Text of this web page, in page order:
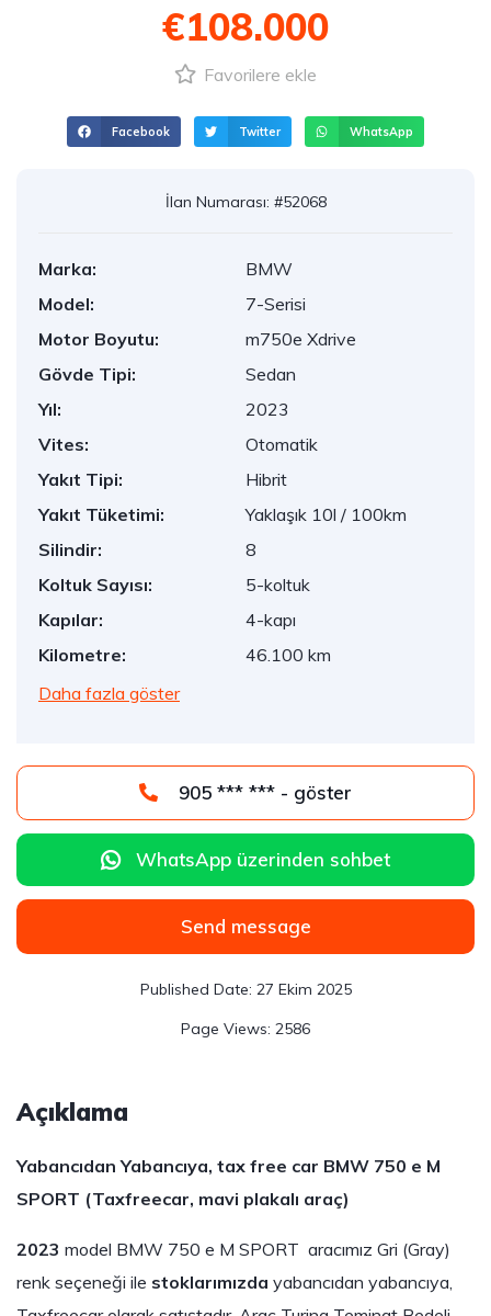
€108.000
Favorilere ekle
Facebook Twitter WhatsApp
İlan Numarası: #52068
Marka:
BMW
Model:
7-Serisi
Motor Boyutu:
m750e Xdrive
Gövde Tipi:
Sedan
Yıl:
2023
Vites:
Otomatik
Yakıt Tipi:
Hibrit
Yakıt Tüketimi:
Yaklaşık 10l / 100km
Silindir:
8
Koltuk Sayısı:
5-koltuk
Kapılar:
4-kapı
Kilometre:
46.100 km
Daha fazla göster
905 *** *** - göster
WhatsApp üzerinden sohbet
Send message
27 Ekim 2025
2586
Açıklama
Yabancıdan Yabancıya, tax free car BMW 750 e M
SPORT (Taxfreecar, mavi plakalı araç)
2023 model BMW 750 e M SPORT aracımız Gri (Gray)
renk seçeneği ile stoklarımızda yabancıdan yabancıya,